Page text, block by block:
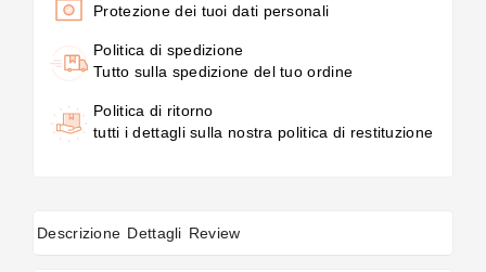
Protezione dei tuoi dati personali
Politica di spedizione
Tutto sulla spedizione del tuo ordine
Politica di ritorno
tutti i dettagli sulla nostra politica di restituzione
Descrizione Dettagli Review